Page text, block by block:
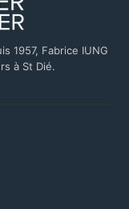
1957, Fabrice IUNG
à St Dié.